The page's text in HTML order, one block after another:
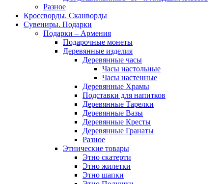
Разное
Кроссворды. Сканворды
Сувениры. Подарки
Подарки – Армения
Подарочные монеты
Деревянные изделия
Деревянные часы
Часы настольные
Часы настенные
Деревянные Храмы
Подставки для напитков
Деревянные Тарелки
Деревянные Вазы
Деревянные Кресты
Деревянные Гранаты
Разное
Этнические товары
Этно скатерти
Этно жилетки
Этно шапки